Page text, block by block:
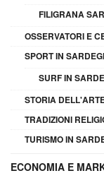
FILIGRANA
OSSERVATORI E
SPORT IN
SURF IN
STORIA
TRADIZIONI
TURISMO IN
ECONOMIA E